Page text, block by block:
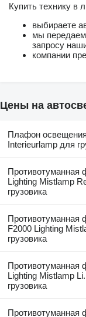
Купить технику в
выбираете
мы
запросу
компании
Цены на
Плафон
Interieurlamp для
Противотуманная
Lighting Mistlamp
грузовика
Противотуманная
F2000 Lighting
грузовика
Противотуманная
Lighting Mistlamp
грузовика
Противотуманная